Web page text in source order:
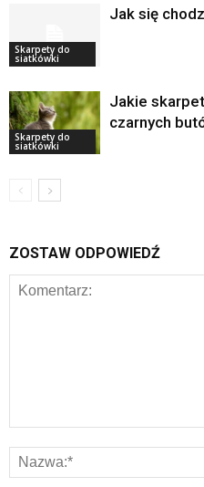
Skarpety do
siatkówki
Jak się
Skarpety do
siatkówki
Jakie
czarnych
ZOSTAW ODPOWIEDŹ